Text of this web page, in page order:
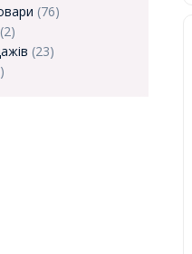
(76)
(2)
(23)